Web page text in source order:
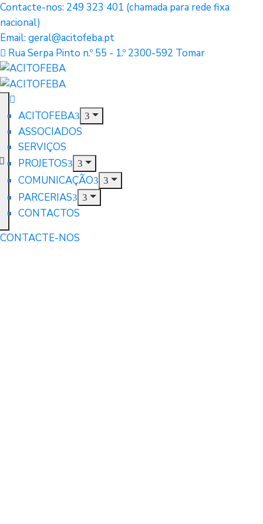
Contacte-nos: 249 323 401 (chamada para rede fixa
nacional)
Email: geral@acitofeba.pt
Rua Serpa Pinto n.º 55 - 1.º 2300-592 Tomar
ACITOFEBA
ASSOCIADOS
SERVIÇOS
PROJETOS
COMUNICAÇÃO
PARCERIAS
CONTACTOS
CONTACTE-NOS